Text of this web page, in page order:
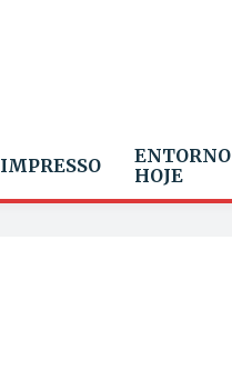
IMPRESSO
ENTORNO
HOJE